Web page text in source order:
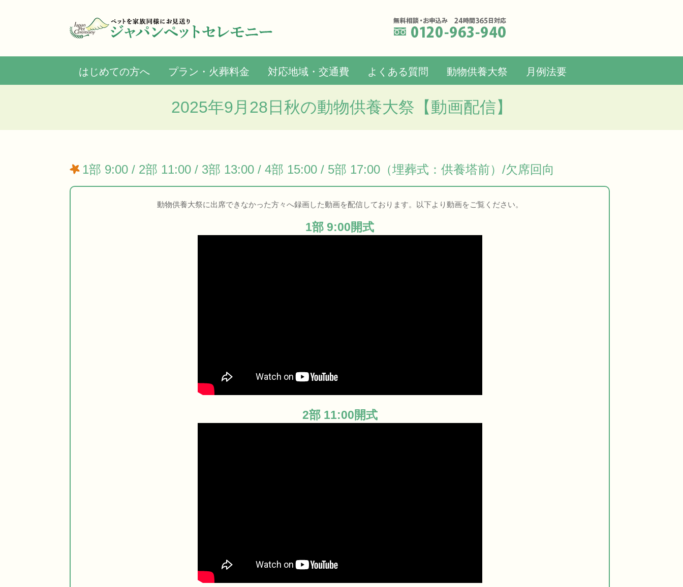
はじめての方へ プラン・火葬料金 対応地域・交通費 よくある質問 動物供養大祭 月例法要
2025年9月28日秋の動物供養大祭【動画配信】
1部 9:00 / 2部 11:00 / 3部 13:00 / 4部 15:00 / 5部 17:00（埋葬式：供養塔前）/欠席回向
動物供養大祭に出席できなかった方々へ録画した動画を配信しております。以下より動画をご覧ください。
1部 9:00開式
2部 11:00開式